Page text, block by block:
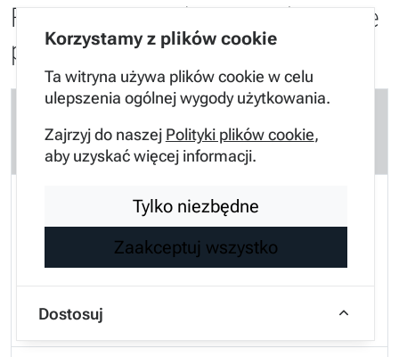
Korzystamy z plików cookie
Ta witryna używa plików cookie w celu
ulepszenia ogólnej wygody użytkowania.
Zajrzyj do naszej Polityki plików cookie,
aby uzyskać więcej informacji.
Tylko niezbędne
Zaakceptuj wszystko
Dostosuj
FAQ - Najczęściej zadawane
pytania
intercoolera?
Jazda z nieszczelnością jest niewskazana,
ponieważ prowadzi do szybkiego zapchania
filtra DPF oraz może spowodować
uszkodzenie turbosprężarki wskutek jej
nadmiernych obrotów.